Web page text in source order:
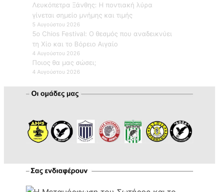
Λευκόπετρα Ξάνθης: Η ποντιακή λύρα
γίνεται σημείο μνήμης και τιμής
5 Αυγούστου 2026
5ο Chios Festival: Ο θεσμός που αναδεικνύει
τη Χίο και το Βόρειο Αιγαίο
4 Αυγούστου 2026
Ποιος θα μας σώσει;
4 Αυγούστου 2026